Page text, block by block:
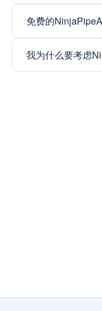
免费的
我为什么要考虑